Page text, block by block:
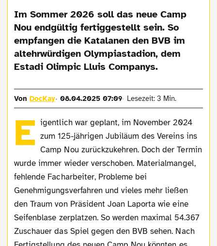
Im Sommer 2026 soll das neue Camp
Nou endgültig fertiggestellt sein. So
empfangen die Katalanen den BVB im
altehrwürdigen Olympiastadion, dem
Estadi Olimpic Lluis Companys.
VonDocKay 08.04.2025 07:09 Lesezeit: 3 Min.
E igentlich war geplant, im November 2024
zum 125-jährigen Jubiläum des Vereins ins
Camp Nou zurückzukehren. Doch der Termin
wurde immer wieder verschoben. Materialmangel,
fehlende Facharbeiter, Probleme bei
Genehmigungsverfahren und vieles mehr ließen
den Traum von Präsident Joan Laporta wie eine
Seifenblase zerplatzen. So werden maximal 54.367
Zuschauer das Spiel gegen den BVB sehen. Nach